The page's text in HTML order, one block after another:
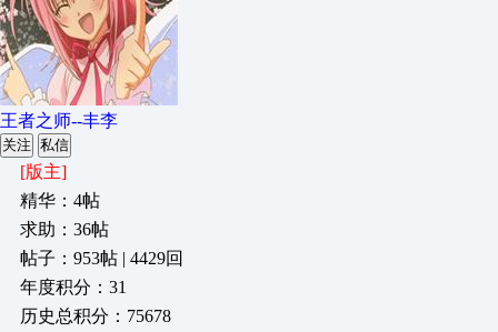
王者之师--丰李
关注 私信
[版主]
精华：4帖
求助：36帖
帖子：953帖 | 4429回
年度积分：31
历史总积分：75678